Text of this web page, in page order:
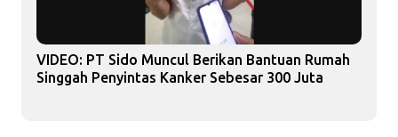
VIDEO: PT Sido Muncul Berikan Bantuan Rumah
Singgah Penyintas Kanker Sebesar 300 Juta